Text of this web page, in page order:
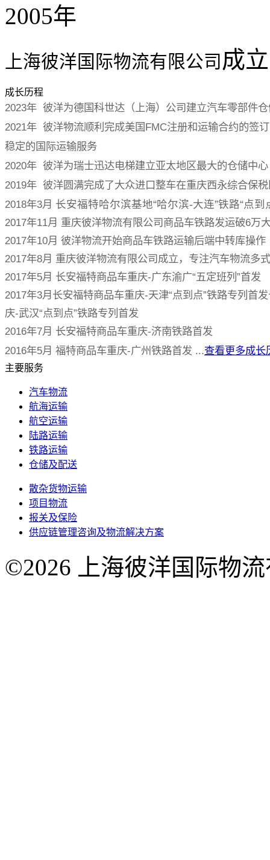
2005年
上海彼洋国际物流有限公司 成立
成长历程
2023年 彼洋为德国科世达（上海）公司建立汽车零部件
2021年 彼洋物流顺利完成美国FMC注册和运输合约的签
稳定的国际运输服务
2020年 彼洋为瑞士迅达电梯建立亚太地区最大的仓储中心
2019年 彼洋圆满完成了大众进口整车在重庆西永综合保
2018年3月 长安福特哈尔滨基地“哈尔滨-大连”铁路“点到
2017年11月 重庆彼洋物流有限公司商品车铁路发运破6万
2017年10月 彼洋物流开始商品车铁路运输后端中转库操作
2017年8月 重庆彼洋物流有限公司成立，专注汽车物流多
2017年5月 长安福特商品车重庆-广东渝广“五定班列”首发
2017年3月长安福特商品车重庆-天津“点到点”铁路专列首
庆-武汉“点到点”铁路专列首发
2016年7月 长安福特商品车重庆-济南铁路首发
2016年5月 福特商品车重庆-广州铁路首发 ...查看更多成长
主要服务
汽车物流
航海运输
航空运输
陆路运输
铁路运输
仓储及配送
散杂货物运输
项目物流
报关及保险
供应链管理咨询及物流解决方案
©2026 上海彼洋国际物